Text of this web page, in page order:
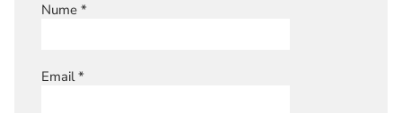
Nume *
Email*